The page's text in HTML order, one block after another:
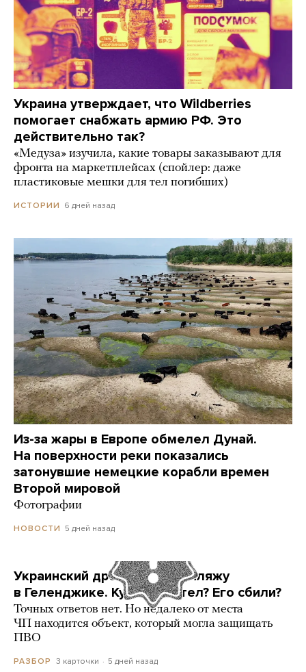
Украина утверждает, что Wildberries
помогает снабжать армию РФ. Это
действительно так?
«Медуза» изучила, какие товары заказывают для
фронта на маркетплейсах (спойлер: даже
пластиковые мешки для тел погибших)
ИСТОРИИ 6 дней назад
Из-за жары в Европе обмелел Дунай.
На поверхности реки показались
затонувшие немецкие корабли времен
Второй мировой
Фотографии
НОВОСТИ 5 дней назад
Украинский дрон попал по пляжу
в Геленджике. Куда он летел? Его сбили?
Точных ответов нет. Но недалеко от места
ЧП находится объект, который могла защищать
ПВО
РАЗБОР 3 карточки 5 дней назад